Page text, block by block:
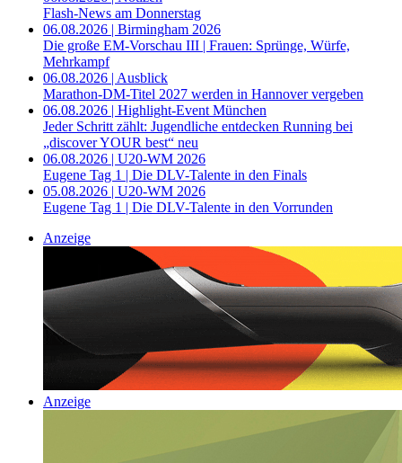
Flash-News am Donnerstag
06.08.2026 | Birmingham 2026
Die große EM-Vorschau III | Frauen: Sprünge, Würfe,
Mehrkampf
06.08.2026 | Ausblick
Marathon-DM-Titel 2027 werden in Hannover vergeben
06.08.2026 | Highlight-Event München
Jeder Schritt zählt: Jugendliche entdecken Running bei
„discover YOUR best“ neu
06.08.2026 | U20-WM 2026
Eugene Tag 1 | Die DLV-Talente in den Finals
05.08.2026 | U20-WM 2026
Eugene Tag 1 | Die DLV-Talente in den Vorrunden
Anzeige
Anzeige